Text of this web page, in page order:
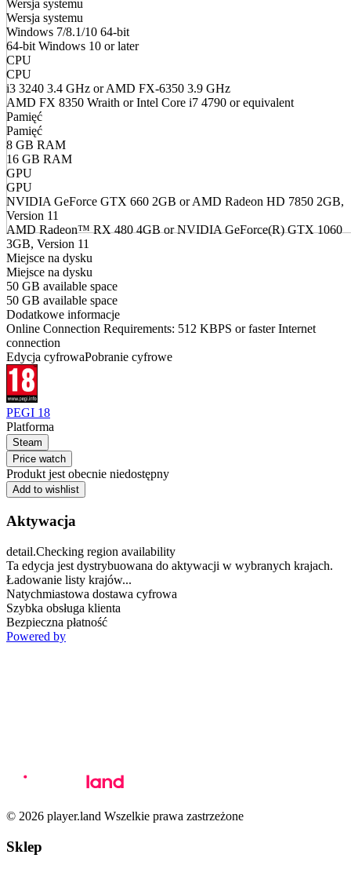
Wersja systemu
Wersja systemu
Windows 7/8.1/10 64-bit
64-bit Windows 10 or later
CPU
CPU
i3 3240 3.4 GHz or AMD FX-6350 3.9 GHz
AMD FX 8350 Wraith or Intel Core i7 4790 or equivalent
Pamięć
Pamięć
8 GB RAM
16 GB RAM
GPU
GPU
NVIDIA GeForce GTX 660 2GB or AMD Radeon HD 7850 2GB,
Version 11
AMD Radeon™ RX 480 4GB or NVIDIA GeForce(R) GTX 1060
3GB, Version 11
Miejsce na dysku
Miejsce na dysku
50 GB available space
50 GB available space
Dodatkowe informacje
Online Connection Requirements: 512 KBPS or faster Internet
connection
Edycja cyfrowaPobranie cyfrowe
PEGI 18
Platforma
Steam
Price watch
Produkt jest obecnie niedostępny
Add to wishlist
Aktywacja
detail.Checking region availability
Ta edycja jest dystrybuowana do aktywacji w wybranych krajach.
Ładowanie listy krajów...
Natychmiastowa dostawa cyfrowa
Szybka obsługa klienta
Bezpieczna płatność
Powered by
© 2026 player.land Wszelkie prawa zastrzeżone
Sklep